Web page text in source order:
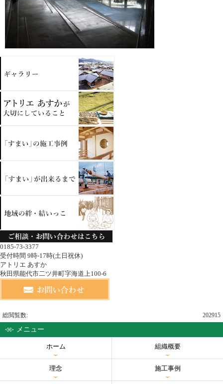
0185-73-3377
受付時間 9時-17時(土日祝休)
アトリエ あすか
秋田県能代市二ツ井町字海道上100-6
202915
総閲覧数:
メニュー
ホーム 組織概要
理念 施工事例